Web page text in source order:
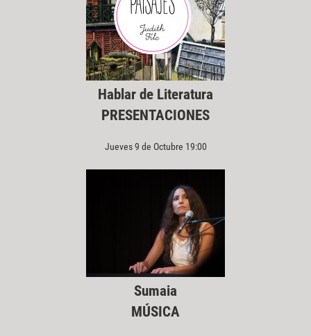
Hablar de Literatura
PRESENTACIONES
Jueves 9 de Octubre 19:00
Sumaia
MÚSICA